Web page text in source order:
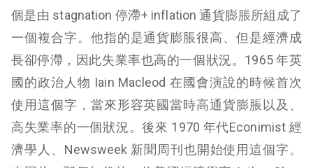
個是由 stagnation 停滯+ inflation 通貨膨脹所組成了
一個複合字。他指的是通貨膨脹很高、但是經濟成
長卻停滯，因此失業率也高的一個狀況。1965 年英
國的政治人物 Iain Macleod 在國會演說的時候首次
使用這個字，當來形容英國當時高通貨膨脹以及、
高失業率的一個狀況。後來 1970 年代Econimist 經
濟學人、Newsweek 新聞周刊也開始使用這個字。